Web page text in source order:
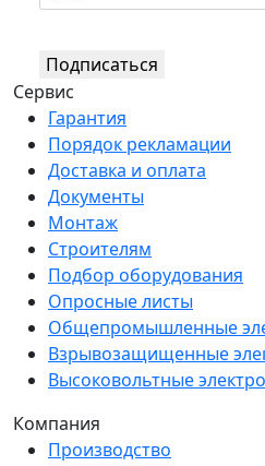
Подписаться
Сервис
Гарантия
Порядок рекламации
Доставка и оплата
Документы
Монтаж
Строителям
Подбор оборудования
Опросные листы
Общепромышленные
Взрывозащищенные
Высоковольтные
Компания
Производство